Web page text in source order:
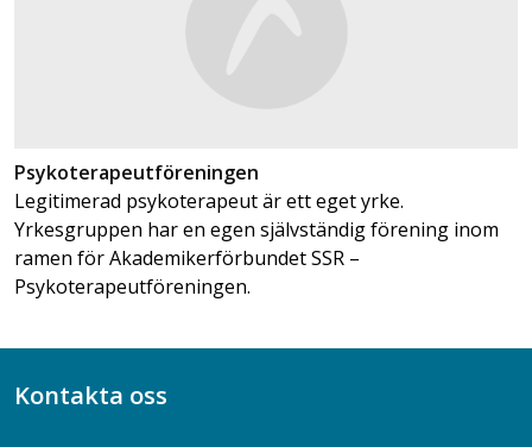
Psykoterapeutföreningen
Legitimerad psykoterapeut är ett eget yrke.
Yrkesgruppen har en egen självständig förening inom
ramen för Akademikerförbundet SSR –
Psykoterapeutföreningen.
Kontakta oss